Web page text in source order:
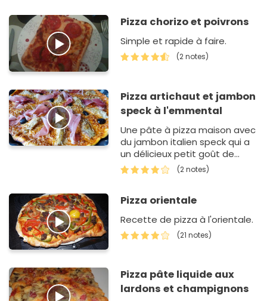
Pizza chorizo et poivrons
Simple et rapide à faire.
(2 notes)
Pizza artichaut et jambon
speck à l'emmental
Une pâte à pizza maison avec
du jambon italien speck qui a
un délicieux petit goût de
fumé et des cœurs
d'artichaut à…
(2 notes)
Pizza orientale
Recette de pizza à l'orientale.
(21 notes)
Pizza pâte liquide aux
lardons et champignons